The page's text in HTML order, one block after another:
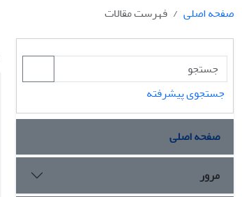
صفحه اصلی
فهرست مقالات
جستجوی پیشرفته
صفحه اصلی
مرور